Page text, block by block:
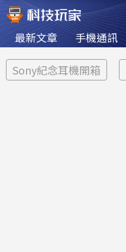
最新文章 手機通訊
Sony紀念耳機開箱